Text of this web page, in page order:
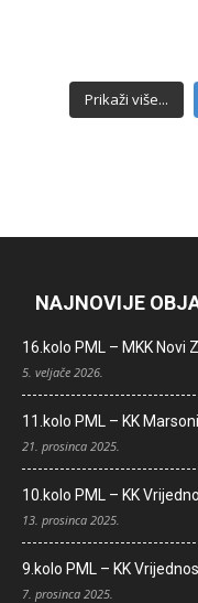
Prikaži više...
NAJNOVIJE
16.kolo PML – MKK Novi
5. veljače 2026.
11.kolo PML – KK
21. prosinca 2025.
10.kolo PML – KK
13. prosinca 2025.
9.kolo PML – KK
7. prosinca 2025.